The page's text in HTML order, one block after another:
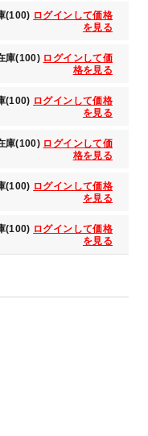
(100) ログインして価格
を見る
庫(100) ログインして価
格を見る
(100) ログインして価格
を見る
庫(100) ログインして価
格を見る
(100) ログインして価格
を見る
(100) ログインして価格
を見る